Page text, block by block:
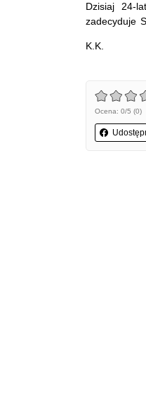
Dzisiaj 24-
zadecyduje
K.K.
Ocena: 0/5 (0)